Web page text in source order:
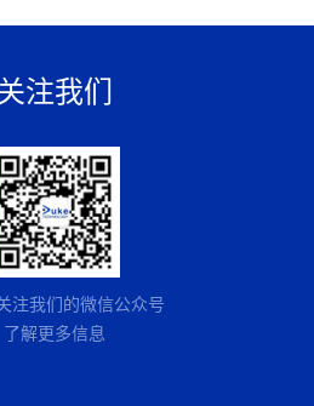
注我们
注我们的微信公众号
了解更多信息